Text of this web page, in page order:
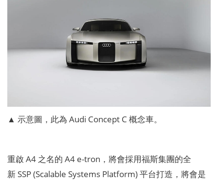
▲ 示意圖，此為 Audi Concept C 概念車。
重啟 A4 之名的 A4 e-tron，將會採用福斯集團的全
新 SSP (Scalable Systems Platform) 平台打造，將會是